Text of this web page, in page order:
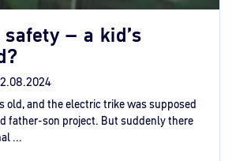
– a kid’s
old, and the electric trike was supposed
father-son project. But suddenly there
...